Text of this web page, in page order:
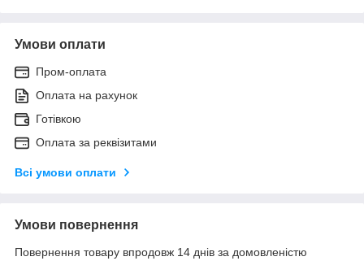
Умови оплати
Пром-оплата
Оплата на рахунок
Готівкою
Оплата за реквізитами
Всі умови оплати
Умови повернення
Повернення товару впродовж 14 днів за домовленістю